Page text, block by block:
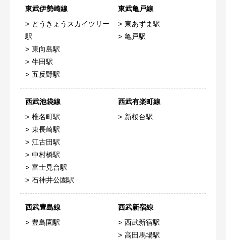
東武伊勢崎線
とうきょうスカイツリー
駅
東向島駅
牛田駅
五反野駅
東武亀戸線
東あずま駅
亀戸駅
西武池袋線
椎名町駅
東長崎駅
江古田駅
中村橋駅
富士見台駅
石神井公園駅
西武有楽町線
新桜台駅
西武豊島線
豊島園駅
西武新宿線
西武新宿駅
高田馬場駅